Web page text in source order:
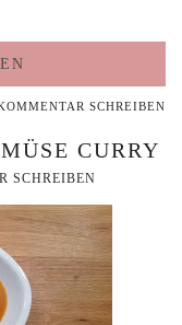
SCHREIBEN
CURRY
SCHREIBEN